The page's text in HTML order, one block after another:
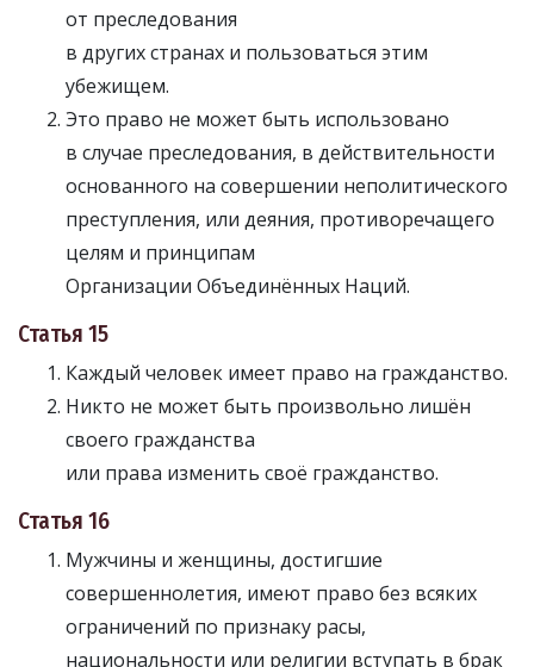
от преследования
в других странах и пользоваться этим
убежищем.
Это право не может быть использовано
в случае преследования, в действительности
основанного на совершении неполитического
преступления, или деяния, противоречащего
целям и принципам
Организации Объединённых Наций.
Статья 15
Каждый человек имеет право на гражданство.
Никто не может быть произвольно лишён
своего гражданства
или права изменить своё гражданство.
Статья 16
Мужчины и женщины, достигшие
совершеннолетия, имеют право без всяких
ограничений по признаку расы,
национальности или религии вступать в брак